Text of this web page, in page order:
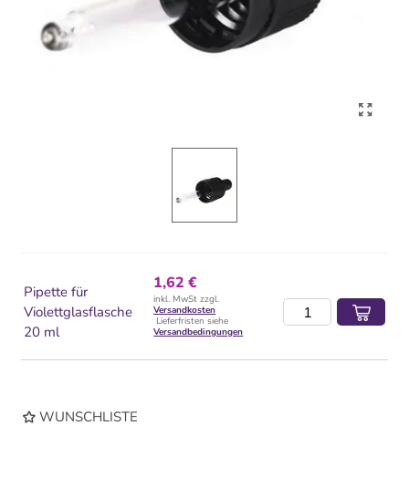
Pipette für
Violettglasflasche
20 ml
1,62 €
inkl. MwSt zzgl.
Versandkosten
Lieferfristen siehe
Versandbedingungen
WUNSCHLISTE